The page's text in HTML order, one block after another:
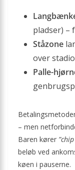
pladser) –
Ståzone
over
Palle-
– men
Baren kører
beløb ved
køen i pauserne.